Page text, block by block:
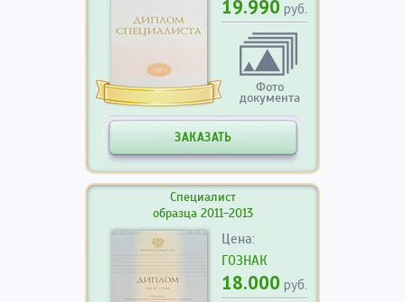
19.990 руб.
Фото
документа
ЗАКАЗАТЬ
Специалист
образца 2011-2013
Цена:
ГОЗНАК
18.000 руб.